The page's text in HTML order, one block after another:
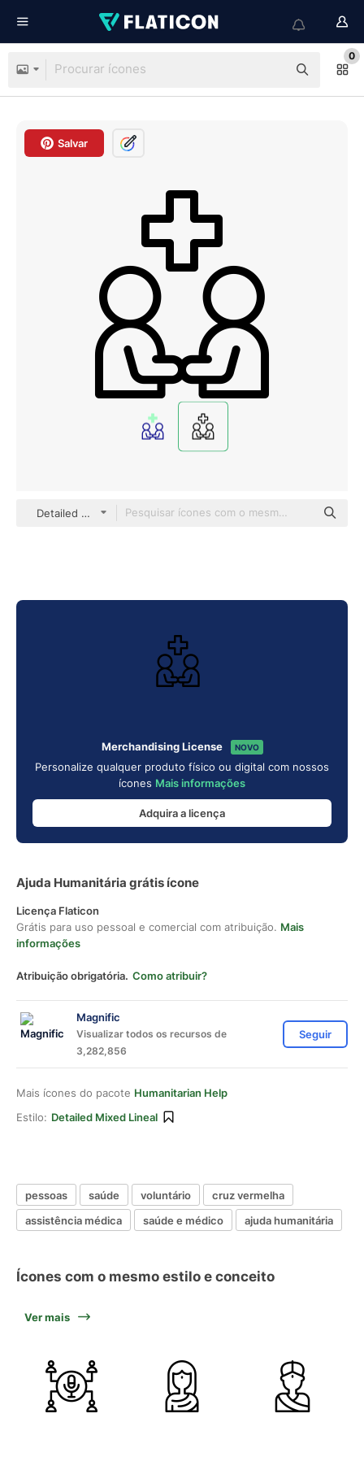
0
Salvar
Detailed Mixed Lineal
Merchandising License NOVO
Personalize qualquer produto físico ou digital com nossos
ícones Mais informações
Adquira a licença
Ajuda Humanitária grátis ícone
Licença Flaticon
Grátis para uso pessoal e comercial com atribuição. Mais
informações
Atribuição obrigatória. Como atribuir?
Magnific
Visualizar todos os recursos de
3,282,856
Seguir
Mais ícones do pacote Humanitarian Help
Estilo: Detailed Mixed Lineal
pessoas saúde voluntário
cruz vermelha
assistência médica
saúde e médico ajuda humanitária
Ícones com o mesmo estilo e conceito
Ver mais